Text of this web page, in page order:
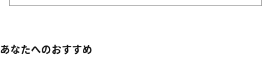
あなたへのおすすめ